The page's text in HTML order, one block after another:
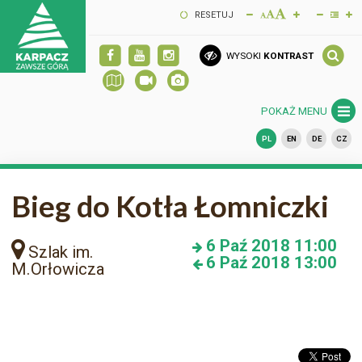
RESETUJ
WYSOKI KONTRAST
POKAŻ MENU
PL EN DE CZ
Bieg do Kotła Łomniczki
Szlak im.
M.Orłowicza
6 Paź 2018 11:00
6 Paź 2018 13:00